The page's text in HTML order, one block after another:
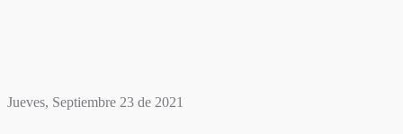
Jueves, Septiembre 23 de 2021